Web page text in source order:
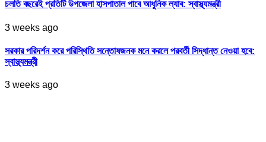
চলতি বছরেই প্রতিটি উপজেলা হাসপাতাল পাবে আধুনিক ল্যাব: স্বাস্থ্যমন্ত্রী
3 weeks ago
সরকার পরিদর্শন করে পরিস্থিতি সন্তোষজনক মনে করলে পরবর্তী সিদ্ধান্ত নেওয়া হবে:
স্বাস্থ্যমন্ত্রী
3 weeks ago